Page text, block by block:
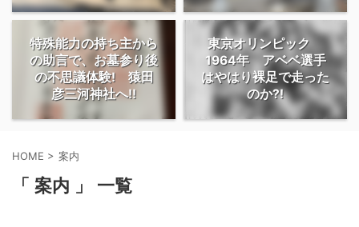
特殊能力の持ち主から
の助言で、お墓参り後
の不思議体験! 猿田
彦三河神社へ!!
東京オリンピック
1964年 アベベ選手
はやはり裸足で走った
のか?!
HOME > 案内
「 案内 」 一覧